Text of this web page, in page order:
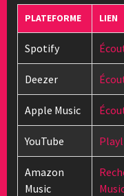
PLATEFORME LIEN
Spotify
Deezer
Apple Music
YouTube
Amazon
Music